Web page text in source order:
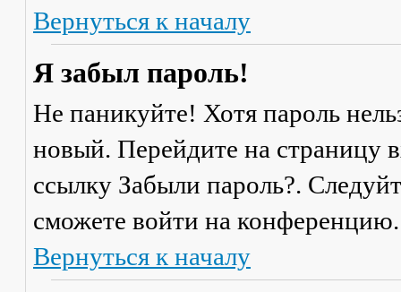
Вернуться к началу
Я забыл пароль!
Не паникуйте! Хотя пароль
новый. Перейдите на страницу
ссылку Забыли пароль?.
сможете войти на конференцию.
Вернуться к началу